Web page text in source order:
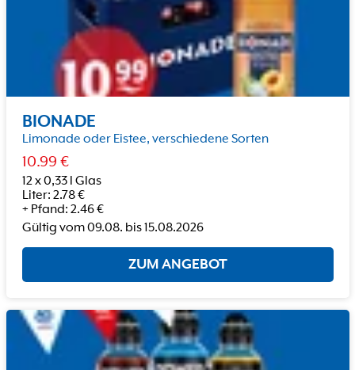
BIONADE
Limonade oder Eistee, verschiedene Sorten
10.99 €
12 x 0,33 l Glas
Liter: 2.78€
+ Pfand: 2.46€
Gültig vom09.08. bis15.08.2026
ZUM ANGEBOT